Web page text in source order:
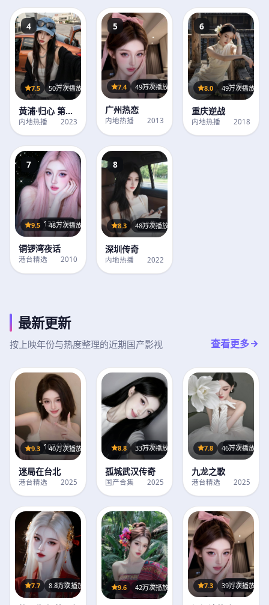
4
29集
7.5 50万次播放
黄浦·归心 第1
季
内地热播 2023
5
28集
7.4 49万次播放
广州热恋
内地热播 2013
6
31集
8.0 49万次播放
重庆逆战
内地热播 2018
7
132分钟
9.5 48万次播放
铜锣湾夜话
港台精选 2010
8
28集
8.3 48万次播放
深圳传奇
内地热播 2022
最新更新
按上映年份与热度整理的近期国产影视 查看更多
107分钟
9.3 40万次播放
迷局在台北
港台精选 2025
38集
8.8 33万次播放
孤城武汉传奇
国产合集 2025
28集
7.8 46万次播放
九龙之歌
港台精选 2025
35集
7.7 8.8万次播放 37集
9.6 42万次播放 12集
7.3 39万次播放